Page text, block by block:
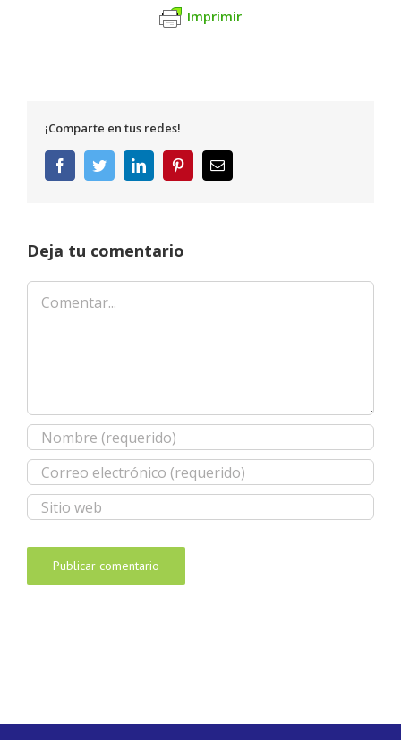
Imprimir
¡Comparte en tus redes!
FacebookTwitterLinkedInPinterestCorreo
electrónico
Deja tu comentario
Comentar